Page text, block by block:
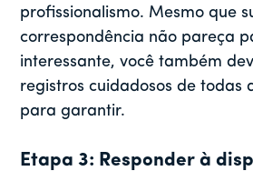
profissionalismo. Mesmo que
correspondência não pareça
interessante, você também
registros cuidadosos de todas
para garantir.
Etapa 3: Responder à